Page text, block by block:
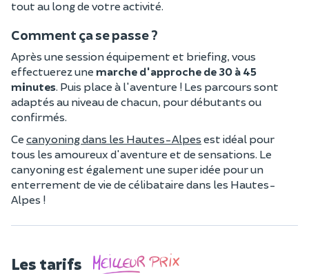
tout au long de votre activité.
Comment ça se passe ?
Après une session équipement et briefing, vous
effectuerez une marche d'approche de 30 à 45
minutes. Puis place à l'aventure ! Les parcours sont
adaptés au niveau de chacun, pour débutants ou
confirmés.
Ce canyoning dans les Hautes-Alpes est idéal pour
tous les amoureux d'aventure et de sensations. Le
canyoning est également une super idée pour un
enterrement de vie de célibataire dans les Hautes-
Alpes !
Les tarifs